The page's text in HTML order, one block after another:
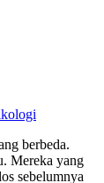
berbeda.
Mereka yang
sebelumnya